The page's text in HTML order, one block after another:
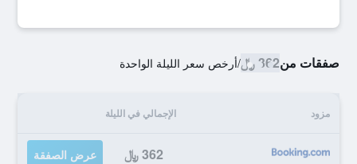
صفقات من362 ﷼ /أرخص سعر الليلة الواحدة
مزود الإجمالي في الليلة
362 ﷼ عرض الصفقة